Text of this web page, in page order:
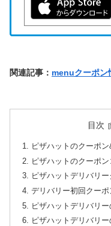
関連記事： menuクーポン
目次
ピザハットのクーポ
ピザハットのクーポ
ピザハットデリバリ
デリバリー初回クーポ
ピザハットデリバリー
ピザハットデリバリ